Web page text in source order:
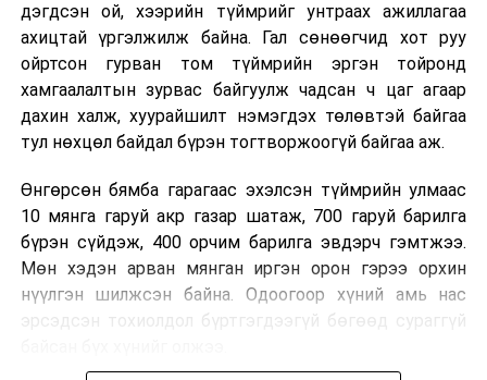
дэгдсэн ой, хээрийн түймрийг унтраах ажиллагаа
ахицтай үргэлжилж байна. Гал сөнөөгчид хот руу
ойртсон гурван том түймрийн эргэн тойронд
хамгаалалтын зурвас байгуулж чадсан ч цаг агаар
дахин халж, хуурайшилт нэмэгдэх төлөвтэй байгаа
тул нөхцөл байдал бүрэн тогтворжоогүй байгаа аж.
Өнгөрсөн бямба гарагаас эхэлсэн түймрийн улмаас
10 мянга гаруй акр газар шатаж, 700 гаруй барилга
бүрэн сүйдэж, 400 орчим барилга эвдэрч гэмтжээ.
Мөн хэдэн арван мянган иргэн орон гэрээ орхин
нүүлгэн шилжсэн байна. Одоогоор хүний амь нас
эрсэдсэн тохиолдол бүртгэгдээгүй бөгөөд сураггүй